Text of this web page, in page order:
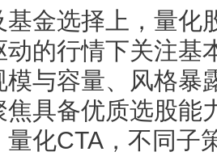
基金选择上，量化
动的行情下关注基
模与容量、风格暴
焦具备优质选股能
量化CTA，不同子